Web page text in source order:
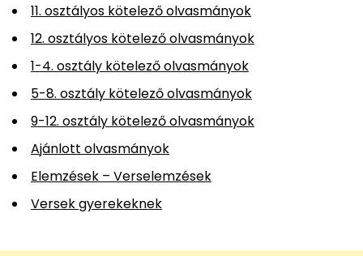
11. osztályos kötelező olvasmányok
12. osztályos kötelező olvasmányok
1-4. osztály kötelező olvasmányok
5-8. osztály kötelező olvasmányok
9-12. osztály kötelező olvasmányok
Ajánlott olvasmányok
Elemzések – Verselemzések
Versek gyerekeknek